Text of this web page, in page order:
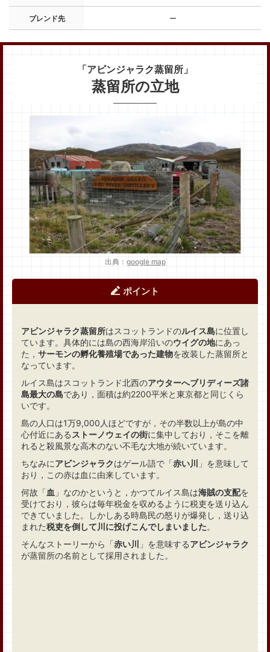
ブレンド先 ー
「アビンジャラク蒸留所」
蒸留所の立地
出典： google map
ポイント
アビンジャラク蒸留所はスコットランドのルイス島に位置し
ています。具体的には島の西海岸沿いのウイグの地にあっ
た， サーモンの孵化養殖場であった建物を改装した蒸留所と
なっています。
ルイス島はスコットランド北西のアウターへブリディーズ諸
島最大の島であり，面積は約2200平米と東京都と同じくら
いです。
島の人口は1万9,000人ほどですが，その半数以上が島の中
心付近にある ストーノウェイの街に集中しており，そこを離
れると殺風景な高木のない不毛な大地が続いています。
ちなみにアビンジャラクはゲール語で「赤い川 」を意味して
おり，この赤は血に由来しています。
何故「血 」なのかというと，かつてルイス島は海賊の支配を
受けており，彼らは毎年税金を収めるように税吏を送り込ん
できていました。しかしある時島民の怒りが爆発し，送り込
まれた税吏を倒して川に投げこんでしまいました。
そんなストーリーから「赤い川 」を意味するアビンジャラク
が蒸留所の名前として採用されました。